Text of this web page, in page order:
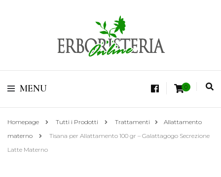
Erboristeria Shop
Online Tisane
Vendita di Botaniche, Erbe e Spezie Officinali, Tisane Terapeutiche Esclusive,
MENU 0
Homepage Tutti i Prodotti Trattamenti
Allattamento
materno
Tisana per Allattamento 100 gr – Galattagogo Secrezione
Latte Materno